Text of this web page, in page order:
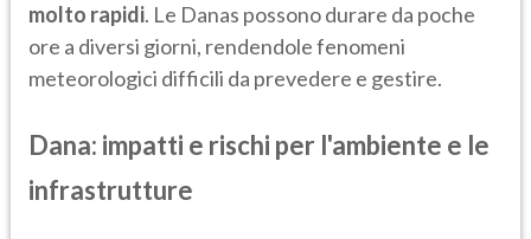
molto rapidi. Le Danas possono durare da poche
ore a diversi giorni, rendendole fenomeni
meteorologici difficili da prevedere e gestire.
Dana: impatti e rischi per l'ambiente e le
infrastrutture